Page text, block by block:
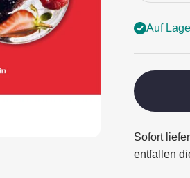
Auf
Sofort
entfallen